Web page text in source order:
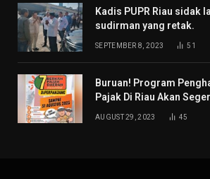
Kadis PUPR Riau sidak
sudirman yang retak.
SEPTEMBER 8, 2023 51
Buruan! Program
Pajak Di Riau Akan
AUGUST 29, 2023 45